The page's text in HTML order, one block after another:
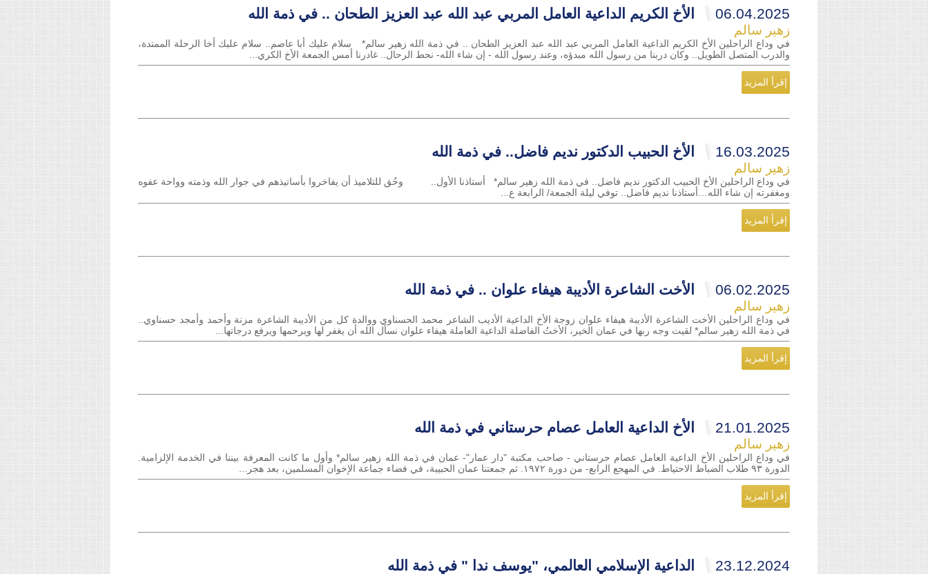
06.04.2025 الأخ الكريم الداعية العامل المربي عبد الله عبد العزيز الطحان .. في ذمة الله
زهير سالم
في وداع الراحلين الأخ الكريم الداعية العامل المربي عبد الله عبد العزيز الطحان .. في ذمة الله زهير سالم* سلام عليك أبا عاصم.. سلام عليك أخا الرحلة الممتدة،
والدرب المتصل الطويل.. وكان دربنا من رسول الله مبدؤه، وعند رسول الله - إن شاء الله- نحط الرحال.. غادرنا أمس الجمعة الأخ الكري...
إقرأ المزيد
16.03.2025 الأخ الحبيب الدكتور نديم فاضل.. في ذمة الله
زهير سالم
في وداع الراحلين الأخ الحبيب الدكتور نديم فاضل.. في ذمة الله زهير سالم* أستاذنا الأول.. وحُق للتلاميذ أن يفاخروا بأساتيذهم في جوار الله وذمته وواحة عفوه
ومغفرته إن شاء الله…أستاذنا نديم فاضل.. توفي ليلة الجمعة/ الرابعة ع...
إقرأ المزيد
06.02.2025 الأخت الشاعرة الأديبة هيفاء علوان .. في ذمة الله
زهير سالم
في وداع الراحلين الأخت الشاعرة الأديبة هيفاء علوان زوجة الأخ الداعية الأديب الشاعر محمد الحسناوي ووالدة كل من الأديبة الشاعرة مزنة وأحمد وأمجد حسناوي..
في ذمة الله زهير سالم* لقيت وجه ربها في عمان الخير، الأختُ الفاضلة الداعية العاملة هيفاء علوان نسأل الله أن يغفر لها ويرحمها ويرفع درجاتها...
إقرأ المزيد
21.01.2025 الأخ الداعية العامل عصام حرستاني في ذمة الله
زهير سالم
في وداع الراحلين الأخ الداعية العامل عصام حرستاني - صاحب مكتبة "دار عمار"- عمان في ذمة الله زهير سالم* وأول ما كانت المعرفة بيننا في الخدمة الإلزامية.
الدورة ٩٣ طلاب الضباط الاحتياط. في المهجع الرابع- من دورة ١٩٧٢. ثم جمعتنا عمان الحبيبة، في فضاء جماعة الإخوان المسلمين، بعد هجر...
إقرأ المزيد
23.12.2024 الداعية الإسلامي العالمي، "يوسف ندا " في ذمة الله